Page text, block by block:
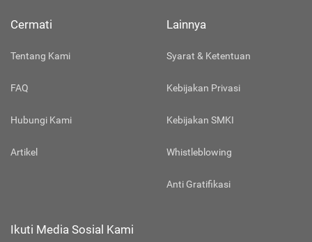
Cermati
Tentang Kami
FAQ
Hubungi Kami
Artikel
Lainnya
Syarat & Ketentuan
Kebijakan Privasi
Kebijakan SMKI
Whistleblowing
Anti Gratifikasi
Ikuti Media Sosial Kami